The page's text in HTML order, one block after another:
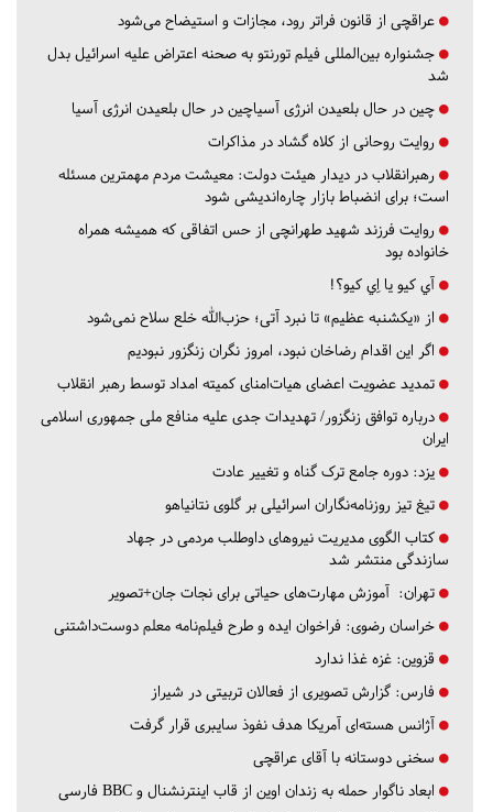
عراقچی از قانون فراتر رود، مجازات و استیضاح می‌شود
جشنواره بین‌المللی فیلم تورنتو به صحنه اعتراض علیه اسرائیل بدل
شد
چین در حال بلعیدن انرژی آسیاچین در حال بلعیدن انرژی آسیا
روایت روحانی از کلاه گشاد در مذاکرات
رهبرانقلاب در دیدار هیئت دولت: معیشت مردم مهمترین مسئله
است؛ برای انضباط بازار چاره‌اندیشی شود
روایت فرزند شهید طهرانچی از حس اتفاقی که همیشه همراه
خانواده بود
آي كيو يا اِي كيو؟!
از «یکشنبه عظیم» تا نبرد آتی؛ حزب‌الله خلع سلاح نمی‌شود
اگر این اقدام رضاخان نبود، امروز نگران زنگزور نبودیم
تمدید عضویت اعضای هیات‌امنای کمیته امداد توسط رهبر انقلاب
درباره توافق زنگزور/ تهدیدات جدی علیه منافع ملی جمهوری اسلامی
ایران
یزد: دوره جامع ترک گناه و تغییر عادت
تیغ تیز روزنامه‌نگاران اسرائیلی بر گلوی نتانیاهو
کتاب الگوی مدیریت نیروهای داوطلب مردمی در جهاد
سازندگی منتشر شد
تهران: آموزش مهارت‌های حیاتی برای نجات جان+تصویر
خراسان رضوی: فراخوان ایده و طرح فیلم‌نامه معلم دوست‌داشتنی
قزوین: غزه غذا ندارد
فارس: گزارش تصویری از فعالان تربیتی در شیراز
آژانس هسته‌ای آمریکا هدف نفوذ سایبری قرار گرفت
سخنی دوستانه با آقای عراقچی
ابعاد ناگوار حمله به زندان اوین از قاب اینترنشنال و BBC فارسی